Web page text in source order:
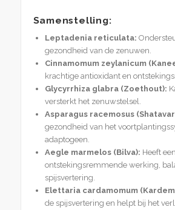
Samenstelling:
Leptadenia reticulata:
gezondheid van de zenuwen.
Cinnamomum zeylanicum
krachtige antioxidant en
Glycyrrhiza glabra (Zoethout):
versterkt het zenuwstelsel.
Asparagus racemosus
gezondheid van het
adaptogeen.
Aegle marmelos (Bilva): Heeft
ontstekingsremmende werking,
spijsvertering.
Elettaria cardamomum
de spijsvertering en helpt bij het